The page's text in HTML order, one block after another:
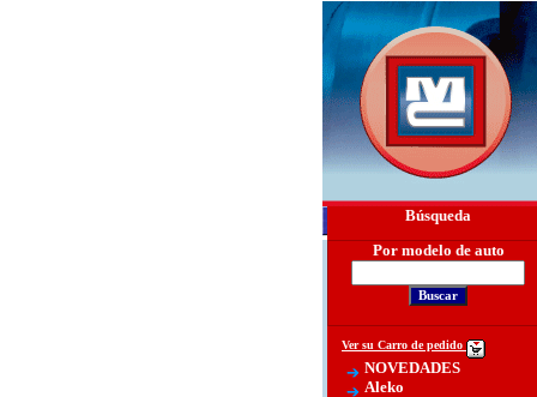
Búsqueda
Por modelo de auto
Ver su Carro de pedido
NOVEDADES
Aleko